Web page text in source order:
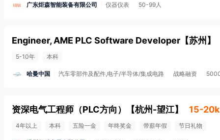
广东炬森智能装备有限公司 仪器仪表 50-99人
Engineer, AME PLC Software Developer 【苏州 】
5-10年 本科
哈曼中国 汽车零部件及配件,电子/半导体/集成电路 战略融资
资深电气工程师（PLC方向） 【杭州-望江】 15-
4年以上 本科 五险一金 年终奖金 带薪年假 节日礼物